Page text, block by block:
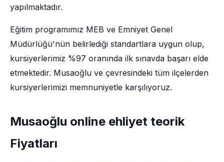
yapılmaktadır.
Eğitim programımız MEB ve Emniyet Genel
Müdürlüğü'nün belirlediği standartlara uygun olup,
kursiyerlerimiz %97 oranında ilk sınavda başarı elde
etmektedir. Musaoğlu ve çevresindeki tüm ilçelerden
kursiyerlerimizi memnuniyetle karşılıyoruz.
Musaoğlu online ehliyet teorik
Fiyatları